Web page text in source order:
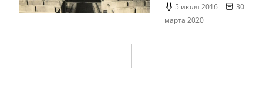
5 июля 2016
30
марта 2020